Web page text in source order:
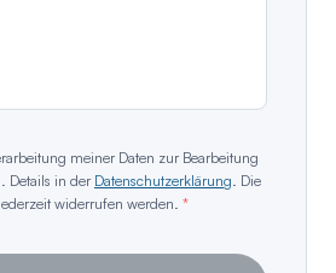
meiner Daten zur Bearbeitung
Details in der Datenschutzerklärung. Die
widerrufen werden. *